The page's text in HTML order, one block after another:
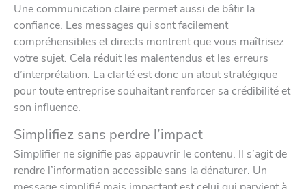
Une communication claire permet aussi de bâtir la
confiance. Les messages qui sont facilement
compréhensibles et directs montrent que vous maîtrisez
votre sujet. Cela réduit les malentendus et les erreurs
d’interprétation. La clarté est donc un atout stratégique
pour toute entreprise souhaitant renforcer sa crédibilité et
son influence.
Simplifiez sans perdre l’impact
Simplifier ne signifie pas appauvrir le contenu. Il s’agit de
rendre l’information accessible sans la dénaturer. Un